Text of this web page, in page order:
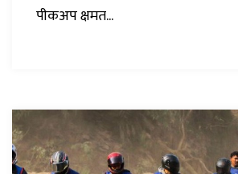
पीकअप क्षमत...